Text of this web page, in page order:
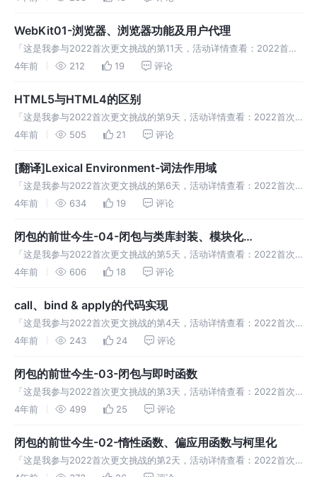
WebKit01-浏览器、浏览器功能及用户代理
「这是我参与2022首次更文挑战的第11天，活动详情查看：2022首次
更文挑战」。浏览器，浏览器在现代网络环境中我们经常接触，在前端
4年前 212 19 评论
HTML5与HTML4的区别
「这是我参与2022首次更文挑战的第9天，活动详情查看：2022首次
更文挑战」。 前言 早期大家在从前端技术角度将互联网发展分为了三
4年前 505 21 评论
[翻译]Lexical Environment-词法作用域
「这是我参与2022首次更文挑战的第6天，活动详情查看：2022首次
更文挑战」。 前言 前段时间有道面试题，关于let的变量提升，寻根究
4年前 634 19 评论
闭包的前世今生-04-闭包与类库封装、模块化
（Webpack）
「这是我参与2022首次更文挑战的第5天，活动详情查看：2022首次
更文挑战」。 类库封装 闭包与即时函数另外一个非常重要的用途就是
4年前 606 18 评论
call、bind & apply的代码实现
「这是我参与2022首次更文挑战的第4天，活动详情查看：2022首次
更文挑战」。 call call 方法的作用是改变函数内部的this指向 传入参数
4年前 243 24 评论
闭包的前世今生-03-闭包与即时函数
「这是我参与2022首次更文挑战的第3天，活动详情查看：2022首次
更文挑战」。 闭包与即时函数 大家见过这种样式的代码么？ 这个样式
4年前 499 25 评论
闭包的前世今生-02-惰性函数、偏应用函数与柯里化
「这是我参与2022首次更文挑战的第2天，活动详情查看：2022首次